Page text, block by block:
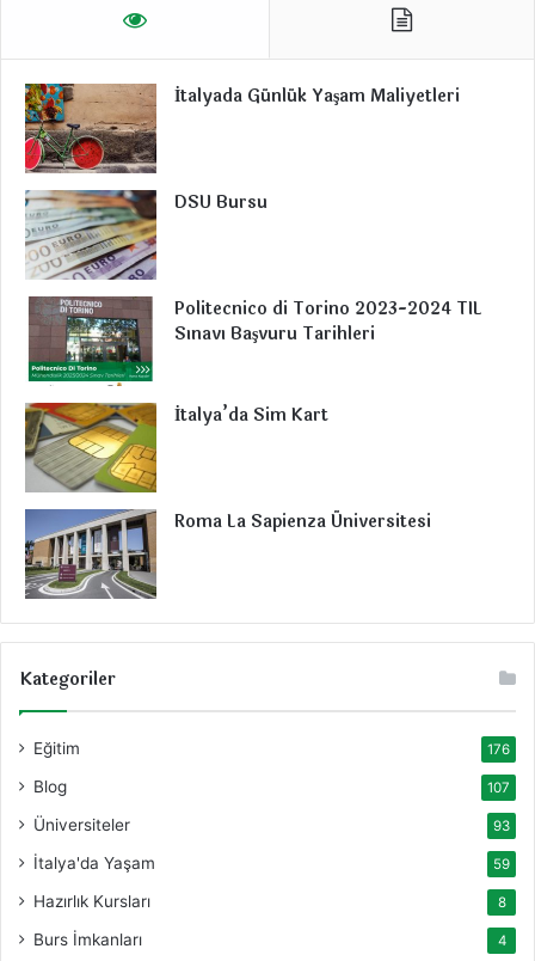
b
o
o
k
e
I
u
a
g
İtalyada Günlük Yaşam Maliyetleri
DSU Bursu
Politecnico di Torino 2023-2024 TIL
Sınavı Başvuru Tarihleri
İtalya’da Sim Kart
Roma La Sapienza Üniversitesi
Kategoriler
Eğitim 176
Blog 107
Üniversiteler 93
İtalya'da Yaşam 59
Hazırlık Kursları 8
Burs İmkanları 4